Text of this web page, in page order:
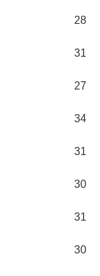
28
31
27
34
31
30
31
30